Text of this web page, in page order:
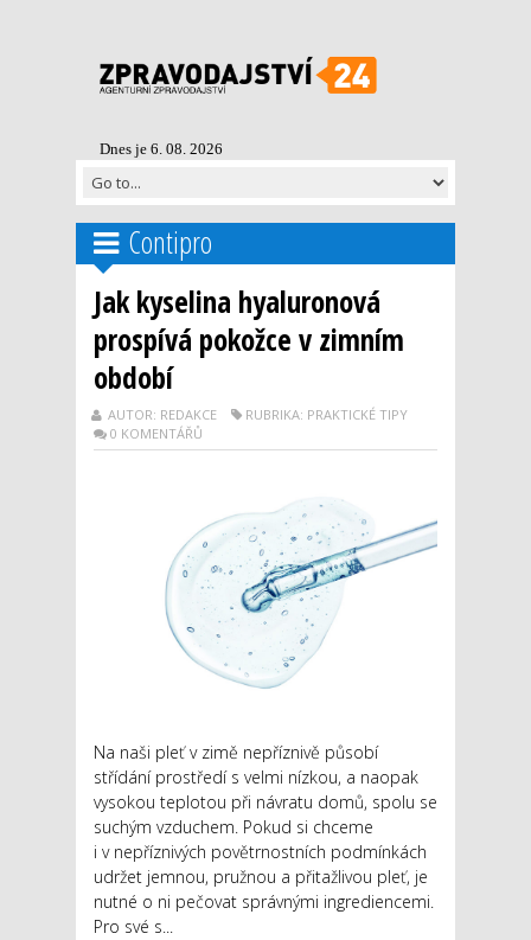
Dnes je 6. 08. 2026
Contipro
Jak kyselina hyaluronová
prospívá pokožce v zimním
období
AUTOR: REDAKCE
RUBRIKA: PRAKTICKÉ TIPY
0 KOMENTÁŘŮ
Na naši pleť v zimě nepříznivě působí
střídání prostředí s velmi nízkou, a naopak
vysokou teplotou při návratu domů, spolu se
suchým vzduchem. Pokud si chceme
i v nepříznivých povětrnostních podmínkách
udržet jemnou, pružnou a přitažlivou pleť, je
nutné o ni pečovat správnými ingrediencemi.
Pro své s...